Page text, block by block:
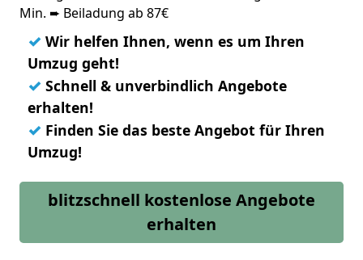
Min. ➨ Beiladung ab 87€
✓ Wir helfen Ihnen, wenn es um Ihren
Umzug geht!
✓ Schnell & unverbindlich Angebote
erhalten!
✓ Finden Sie das beste Angebot für Ihren
Umzug!
blitzschnell kostenlose Angebote
erhalten